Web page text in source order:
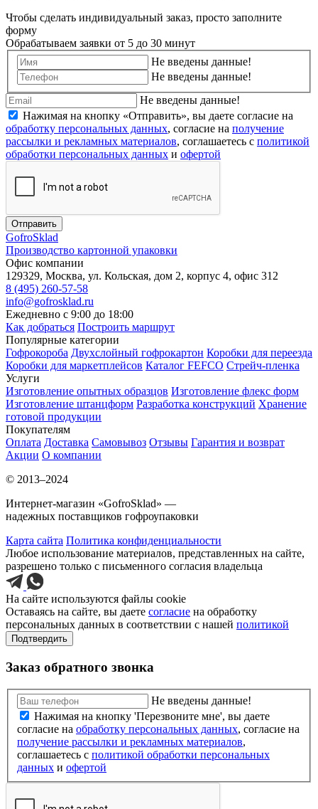
Чтобы сделать индивидуальный заказ, просто заполните
форму
Обрабатываем заявки от 5 до 30 минут
Не введены данные!
Не введены данные!
Не введены данные!
Нажимая на кнопку «Отправить», вы даете согласие на
обработку персональных данных, согласие на получение
рассылки и рекламных материалов, соглашаетесь c политикой
обработки персональных данных и офертой
Отправить
GofroSklad
Производство картонной упаковки
Офис компании
129329, Москва, ул. Кольская, дом 2, корпус 4, офис 312
8 (495) 260-57-58
info@gofrosklad.ru
Ежедневно с 9:00 до 18:00
Как добраться Построить маршрут
Популярные категории
Гофрокороба Двухслойный гофрокартон Коробки для переезда
Коробки для маркетплейсов Каталог FEFCO Стрейч-пленка
Услуги
Изготовление опытных образцов Изготовление флекс форм
Изготовление штанцформ Разработка конструкций Хранение
готовой продукции
Покупателям
Оплата Доставка Самовывоз Отзывы Гарантия и возврат
Акции О компании
© 2013–2024
Интернет-магазин «GofroSklad» —
надежных поставщиков гофроупаковки
Карта сайта Политика конфиденциальности
Любое использование материалов, представленных на сайте,
разрешено только с письменного согласия владельца
На сайте используются файлы cookie
Оставаясь на сайте, вы даете согласие на обработку
персональных данных в соответствии с нашей политикой
Подтвердить
Заказ обратного звонка
Не введены данные!
Нажимая на кнопку 'Перезвоните мне', вы даете
согласие на обработку персональных данных, согласие на
получение рассылки и рекламных материалов,
соглашаетесь c политикой обработки персональных
данных и офертой